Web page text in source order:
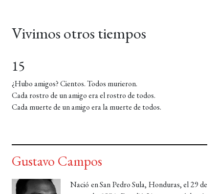
Vivimos otros tiempos
15
¿Hubo amigos? Cientos. Todos murieron.
Cada rostro de un amigo era el rostro de todos.
Cada muerte de un amigo era la muerte de todos.
Gustavo Campos
Nació en San Pedro Sula, Honduras, el 29 de